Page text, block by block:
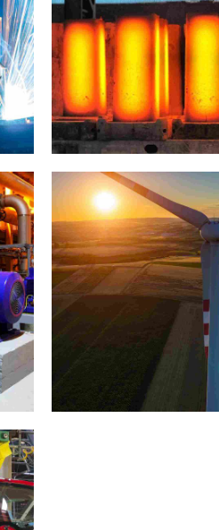
hàn xoắn ốc
thép LSAW A53
thép A252
10219 Ống
industry laboratory
Paris example
industry laboratory
Bejing style